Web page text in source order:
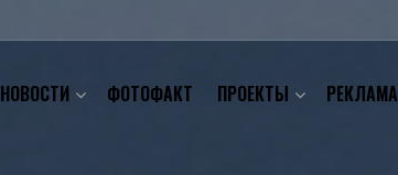
НОВОСТИ ФОТОФАКТ ПРОЕКТЫ РЕКЛАМА